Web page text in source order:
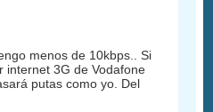
menos de 10kbps.. Si
internet 3G de Vodafone
putas como yo. Del